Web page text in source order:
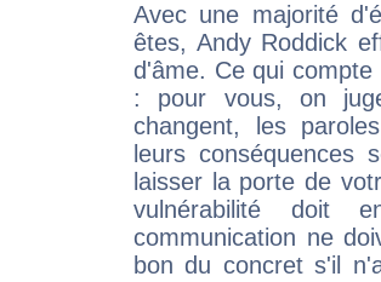
Avec une majorité
êtes, Andy Roddick
d'âme. Ce qui
: pour vous, on
changent, les
leurs conséquences
laisser la porte de
vulnérabilité doit
communication ne
bon du concret s'il